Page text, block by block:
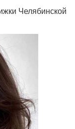
Челябинской